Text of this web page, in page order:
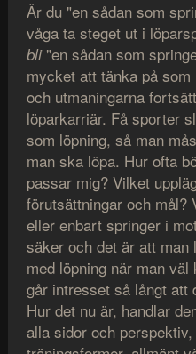
Är du "en sådan som
våga ta steget ut i
bli"en sådan som
mycket att tänka på
och utmaningarna
löparkarriär. Få sporter
som löpning, så man
man ska löpa. Hur ofta
passar mig? Vilket
förutsättningar och mål?
eller enbart springer i
säker och det är att man
med löpning när man
går intresset så långt att
Hur det nu är, handlar
alla sidor och